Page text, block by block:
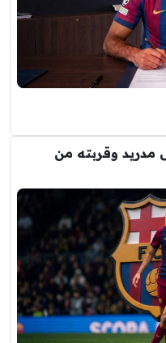
مدريد وقربته من